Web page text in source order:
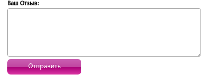
Ваш Отзыв:
Отправить